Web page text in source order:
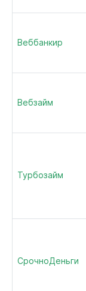
Веббанкир
Вебзайм
Турбозайм
СрочноДеньги